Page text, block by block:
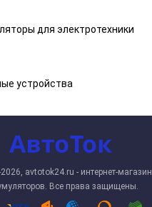
для электротехники
устройства
avtotok24.ru - интернет-магазин
Все права защищены.